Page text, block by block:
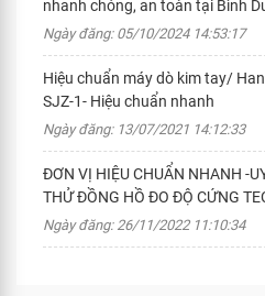
nhanh chóng, an toàn tại Bình
Ngày đăng: 05/10/2024 14:53:17
Hiệu chuẩn máy dò kim tay/
SJZ-1- Hiệu chuẩn nhanh
Ngày đăng: 13/07/2021 14:12:33
ĐƠN VỊ HIỆU CHUẨN NHANH -
THỬ ĐỒNG HỒ ĐO ĐỘ CỨNG
Ngày đăng: 26/11/2022 11:10:34